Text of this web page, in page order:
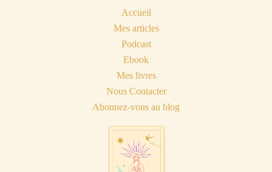
Accueil
Mes articles
Podcast
Ebook
Mes livres
Nous Contacter
Abonnez-vous au blog